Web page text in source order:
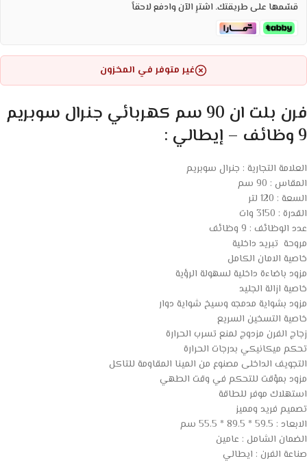
قسّمها على طريقتك. اشترِ الآن وادفع لاحقاً
غير متوفر في المخزون
فرن بلت ان 90 سم كهربائي جنرال سوبريم
9 وظائف – إيطالي :
العلامة التجارية : جنرال سوبريم
المقاس : 90 سم
السعة : 120 لتر
القدرة : 3150 وات
عدد الوظائف : 9 وظائف
مروحة تبريد داخلية
خاصية الامان الكامل
مزود باضاءة داخلية لسهولة الرؤية
خاصية ازالة الجليد
مزود بشواية مدمجه وسيخ شواية دوار
خاصية التسخين السريع
زجاج الفرن مزدوج لمنع تسرب الحرارة
تحكم ميكانيكي بدرجات الحرارة
التجويف الداخلى مصنوع من المينا المقاومة للتاكل
مزود بمؤقت للتحكم في وقت الطهي
استهلاك موفر للطاقة
تصميم فريد ومميز
الابعاد : 59.5 * 89.5 * 55.5 سم
الضمان الشامل : عامين
صناعة الفرن : ايطالي